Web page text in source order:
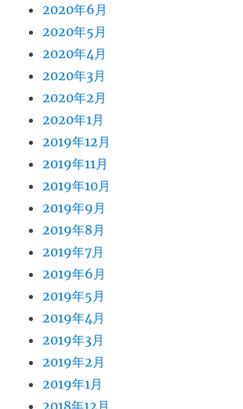
2020年6月
2020年5月
2020年4月
2020年3月
2020年2月
2020年1月
2019年12月
2019年11月
2019年10月
2019年9月
2019年8月
2019年7月
2019年6月
2019年5月
2019年4月
2019年3月
2019年2月
2019年1月
2018年12月